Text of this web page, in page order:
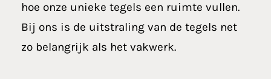
hoe onze unieke tegels een ruimte vullen.
Bij ons is de uitstraling van de tegels net
zo belangrijk als het vakwerk.